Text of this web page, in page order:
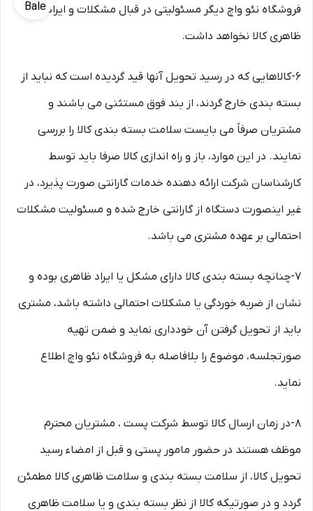
فروشگاه نئو واچ دیگر مسئولیتی در قبال مشکلات و ایرادات
ظاهری کالا نخواهد داشت.
6-کالاهایی که در رسید تحویل آنها قید گردیده است که نباید از
بسته بندی خارج گردند، از بند فوق مستثنی می باشند و
مشتریان صرفاً می بایست سلامت بسته بندی کالا را بررسی
نمایند. در این موارد، باز و راه اندازی کالا صرفا باید توسط
کارشناسان شرکت ارائه دهنده خدمات گارانتی صورت پذیرد، در
غیر اینصورت دستگاه از گارانتی خارج شده و مسئولیت مشکلات
احتمالی بر عهده مشتری می باشد.
7-چنانچه بسته بندی کالا دارای مشکل یا ایراد ظاهری بوده و
نشان از ضربه خوردگی یا مشکلات احتمالی داشته باشد، مشتری
باید از تحویل گرفتن آن خودداری نماید و ضمن تهیه
صورتجلسه، موضوع را بلافاصله به فروشگاه نئو واچ اطلاع
نماید.
8-در زمان ارسال کالا توسط شرکت پست ، مشتریان محترم
موظف هستند در حضور مامور پستی و قبل از امضاء رسید
تحویل کالا، از سلامت بسته بندی و سلامت ظاهری کالا مطمئن
گردد و در صورتیکه کالا از نظر بسته بندی و یا سلامت ظاهری